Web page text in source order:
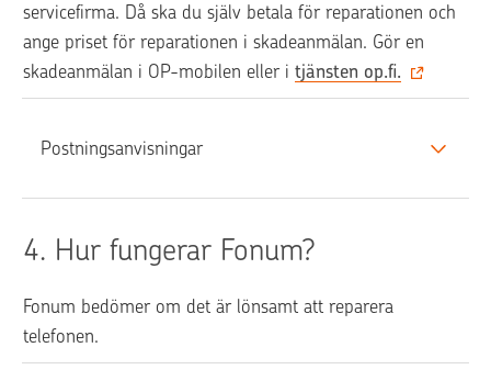
servicefirma. Då ska du själv betala för reparationen och
ange priset för reparationen i skadeanmälan. Gör en
skadeanmälan i OP-mobilen eller i tjänsten op.fi.
Postningsanvisningar
4. Hur fungerar Fonum?
Fonum bedömer om det är lönsamt att reparera
telefonen.